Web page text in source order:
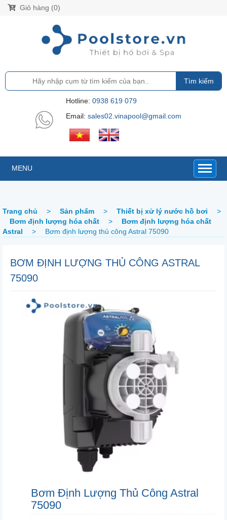
Giỏ hàng (0)
Tìm kiếm
Hotline: 0938 619 079
Email: sales02.vinapool@gmail.com
MENU
Trang chủ > Sản phẩm > Thiết bị xử lý nước hồ bơi
>
Bơm định lượng hóa chất
>
Bơm định lượng hóa chất
Astral
> Bơm định lượng thủ công Astral 75090
BƠM ĐỊNH LƯỢNG THỦ CÔNG ASTRAL
75090
Bơm Định Lượng Thủ Công Astral
75090